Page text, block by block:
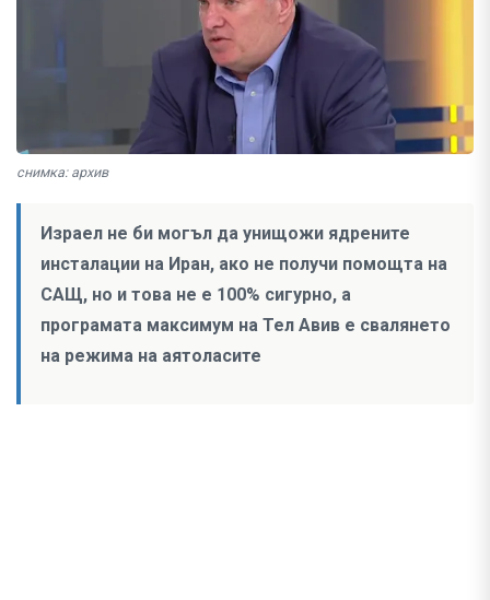
снимка: архив
Израел не би могъл да унищожи ядрените
инсталации на Иран, ако не получи помощта на
САЩ, но и това не е 100% сигурно, а
програмата максимум на Тел Авив е свалянето
на режима на аятоласите